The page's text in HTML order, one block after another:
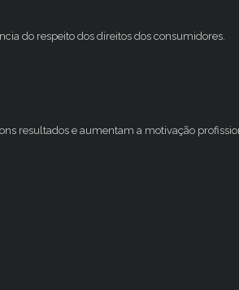
do respeito dos direitos dos consumidores.
resultados e aumentam a motivação